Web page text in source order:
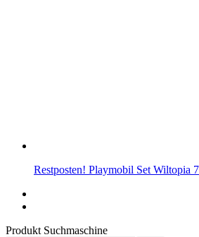
Restposten! Playmobil Set Wiltopia
Produkt Suchmaschine